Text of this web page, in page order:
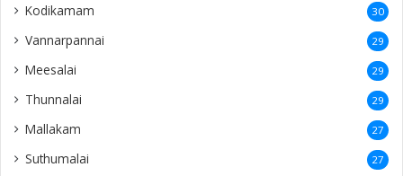
Kodikamam 30
Vannarpannai 29
Meesalai 29
Thunnalai 29
Mallakam 27
Suthumalai 27